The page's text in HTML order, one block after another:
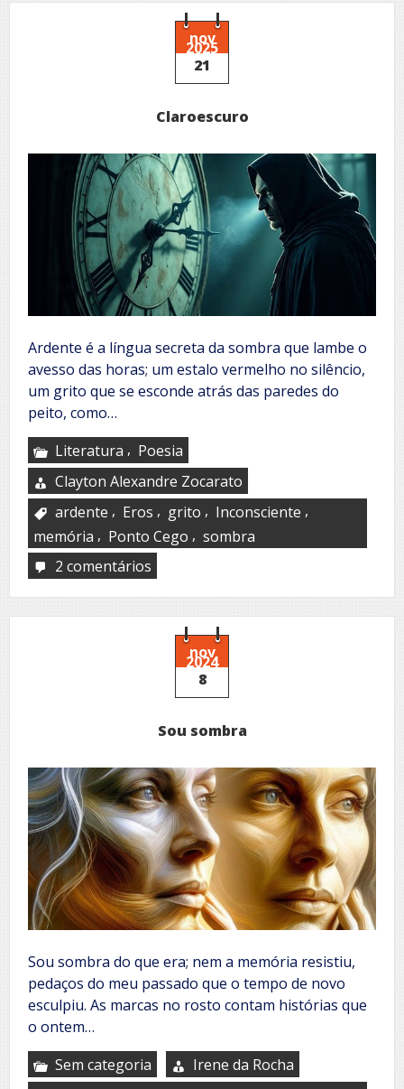
nov
2025
21
Claroescuro
Ardente é a língua secreta da sombra que lambe o
avesso das horas; um estalo vermelho no silêncio,
um grito que se esconde atrás das paredes do
peito, como…
Literatura , Poesia
Clayton Alexandre Zocarato
ardente , Eros , grito , Inconsciente ,
memória , Ponto Cego , sombra
2 comentários
nov
2024
8
Sou sombra
Sou sombra do que era; nem a memória resistiu,
pedaços do meu passado que o tempo de novo
esculpiu. As marcas no rosto contam histórias que
o ontem…
Sem categoria
Irene da Rocha